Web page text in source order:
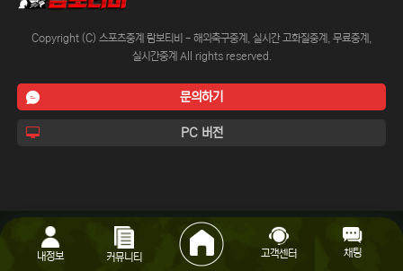
Copyright (C) 스포츠중계 람보티비 - 해외축구중계, 실시간 고화질중계, 무료중계,
실시간중계 All rights reserved.
문의하기
PC 버전
내정보 커뮤니티 고객센터 채팅